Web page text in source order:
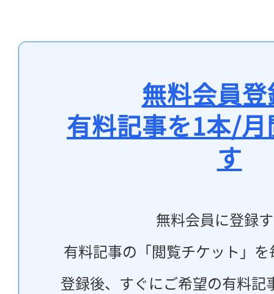
無料会員
有料記事を1本/
す
無料会員に登録
有料記事の「閲覧チケット」
登録後、すぐにご希望の有料記